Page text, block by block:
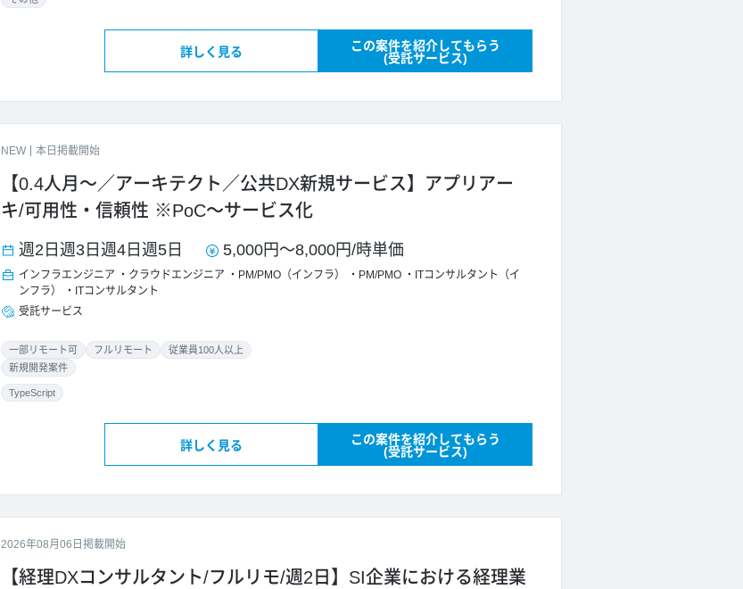
詳しく見る
この案件を紹介してもらう
(受託サービス)
NEW 本日掲載開始
【0.4人月～／アーキテクト／公共DX新規サービス】アプリアー
キ/可用性・信頼性 ※PoC～サービス化
週2日 週3日 週4日 週5日 5,000円 ～8,000円/時単価
インフラエンジニア クラウドエンジニア PM/PMO（インフラ） PM/PMO
ITコンサルタント（イ
ンフラ）
ITコンサルタント
受託サービス
一部リモート可 フルリモート
従業員100人以上
新規開発案件
TypeScript
詳しく見る
この案件を紹介してもらう
(受託サービス)
2026年08月06日掲載開始
【経理DXコンサルタント/フルリモ/週2日】SI企業における経理業